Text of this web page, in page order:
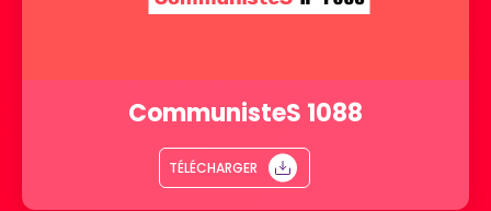
CommunisteS 1088
TÉLÉCHARGER